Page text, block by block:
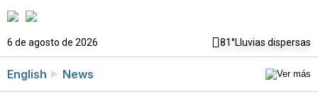
6 de agosto de 2026 81°Lluvias dispersas
English News